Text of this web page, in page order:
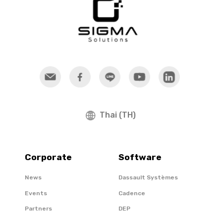
Thai (TH)
Corporate
News
Events
Partners
Software
Dassault Systèmes
Cadence
DEP